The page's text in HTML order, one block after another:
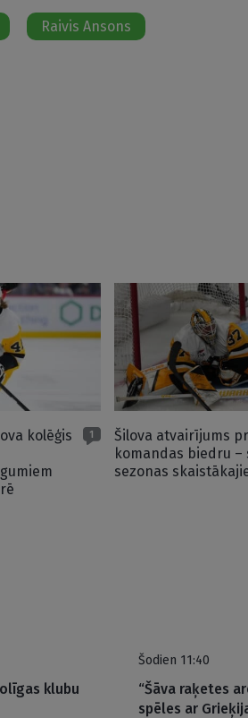
Raivis Ansons
kolēģis
1
Šilova atvairījums
komandas biedru –
sezonas
klubu
Šodien 11:40
“Šāva raķetes
spēles ar